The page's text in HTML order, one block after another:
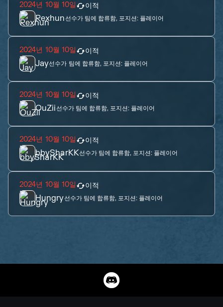
2024년 10월 10일 이적
Rexhun선수가 팀에 합류함, 포지션: 플레이어
2024년 10월 10일 이적
Jay선수가 팀에 합류함, 포지션: 플레이어
2024년 10월 10일 이적
OuZii선수가 팀에 합류함, 포지션: 플레이어
2024년 10월 10일 이적
bbySharKK선수가 팀에 합류함, 포지션: 플레이어
2024년 10월 10일 이적
Hungry선수가 팀에 합류함, 포지션: 플레이어